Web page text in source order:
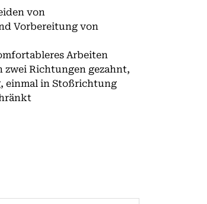
von
Vorbereitung von
Arbeiten
zwei Richtungen gezahnt,
einmal in Stoßrichtung